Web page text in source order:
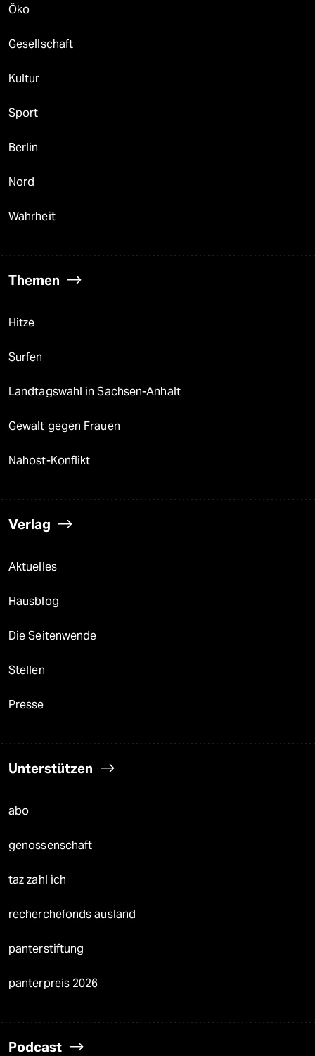
Öko
Gesellschaft
Kultur
Sport
Berlin
Nord
Wahrheit
Themen
Hitze
Surfen
Landtagswahl in Sachsen-Anhalt
Gewalt gegen Frauen
Nahost-Konflikt
Verlag
Aktuelles
Hausblog
Die Seitenwende
Stellen
Presse
Unterstützen
abo
genossenschaft
taz zahl ich
recherchefonds ausland
panterstiftung
panterpreis 2026
Podcast